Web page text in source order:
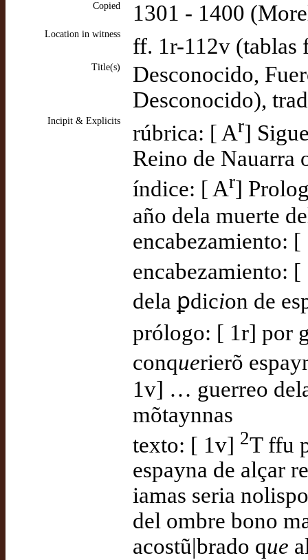
Copied 1301 - 1400
Location in witness ff. 1r-112v (tablas
Title(s)
Desconocido,
Desconocido),
Incipit & Explicits rúbrica: [ Ar]
Reino de Nauarra
índice: [ Ar]
año dela muerte
encabezamiento:
encabezamiento:
dela ꝑdicion de
prólogo: [ 1r] por
conquerierõ
1v] … guerreo
mõtaynnas
texto: [ 1v] 2T ffu
espayna de alçar
iamas seria
del ombre bono
acostũ|brado que